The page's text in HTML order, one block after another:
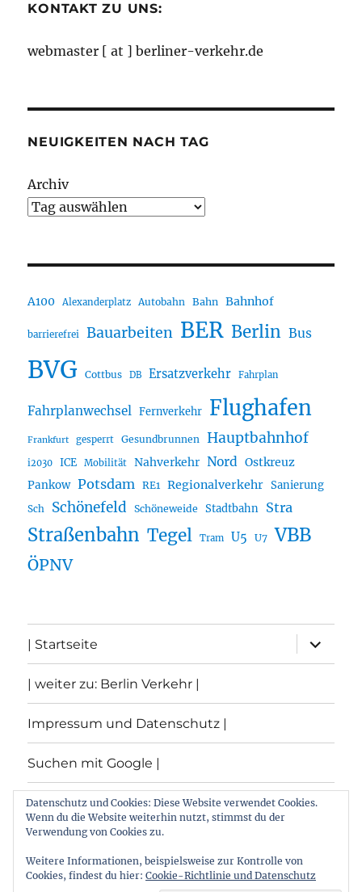
KONTAKT ZU UNS:
webmaster [ at ] berliner-verkehr.de
NEUIGKEITEN NACH TAG
Archiv
A100 Alexanderplatz Autobahn Bahn Bahnhof
barrierefrei Bauarbeiten BER Berlin Bus
BVG Cottbus DB Ersatzverkehr Fahrplan
Fahrplanwechsel Fernverkehr Flughafen
Frankfurt gesperrt Gesundbrunnen Hauptbahnhof
i2030 ICE Mobilität Nahverkehr Nord Ostkreuz
Pankow Potsdam RE1 Regionalverkehr Sanierung
Sch Schönefeld Schöneweide Stadtbahn Stra
Straßenbahn Tegel Tram U5 U7 VBB
ÖPNV
| Startseite
öffnen
| weiter zu: Berlin Verkehr |
Impressum und Datenschutz |
Suchen mit Google |
Themen
Datenschutz und Cookies: Diese Website verwendet Cookies.
Wenn du die Website weiterhin nutzt, stimmst du der
Verwendung von Cookies zu.
Weitere Informationen, beispielsweise zur Kontrolle von
Cookies, findest du hier: Cookie-Richtlinie und Datenschutz